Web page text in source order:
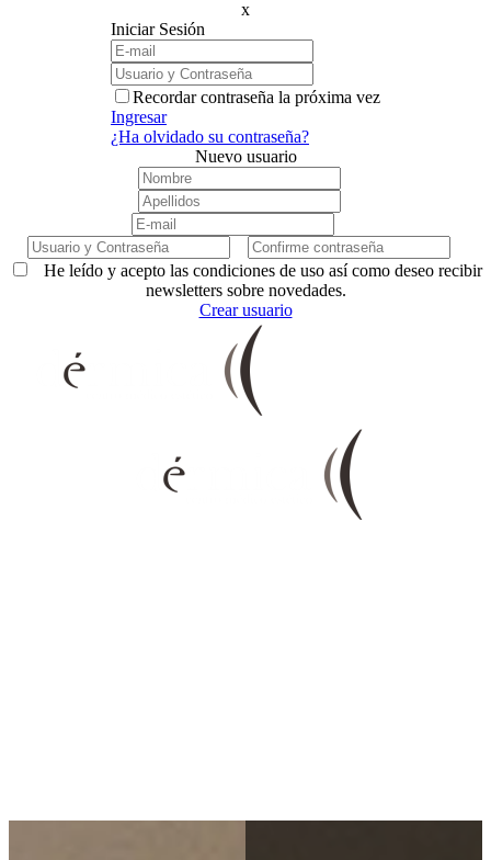
x
Iniciar Sesión
Recordar contraseña la próxima vez
Ingresar
¿Ha olvidado su contraseña?
Nuevo usuario
He leído y acepto las condiciones de uso así como deseo recibir
newsletters sobre novedades.
Crear usuario